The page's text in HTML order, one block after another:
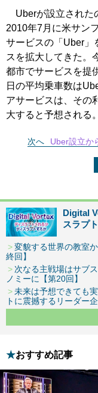
Uberが設立された
2010年7月に米サン
サービスの「Uber」
スを拡大してきた。
都市でサービスを提
日の平均乗車数は
アサービスは、その
大すると予想される。
次へ Uber設立か
Digital
スラプ
変貌する世界の教室
終回】
次なる主戦場はサブ
ノミーに【第20回】
未来は予想できても
トに震撼するリーダー
おすすめ記事